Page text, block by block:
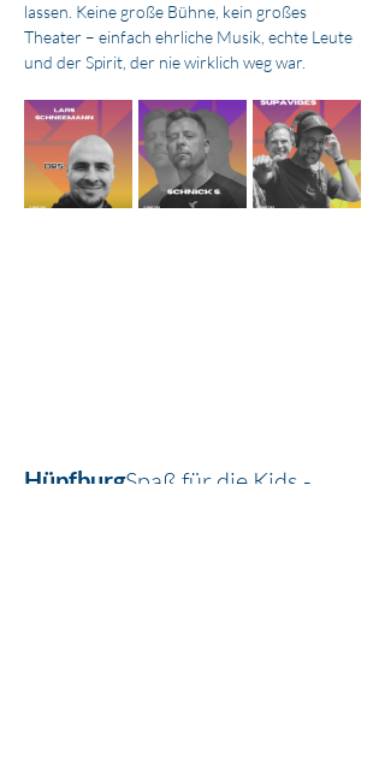
lassen. Keine große Bühne, kein großes
Theater – einfach ehrliche Musik, echte Leute
und der Spirit, der nie wirklich weg war.
HüpfburgSpaß für die Kids -